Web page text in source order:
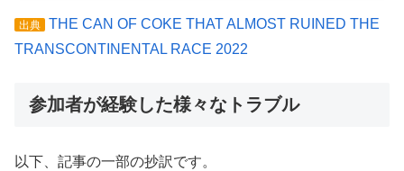
出典
THE CAN OF COKE THAT ALMOST RUINED THE
TRANSCONTINENTAL RACE 2022
参加者が経験した様々なトラブル
以下、記事の一部の抄訳です。